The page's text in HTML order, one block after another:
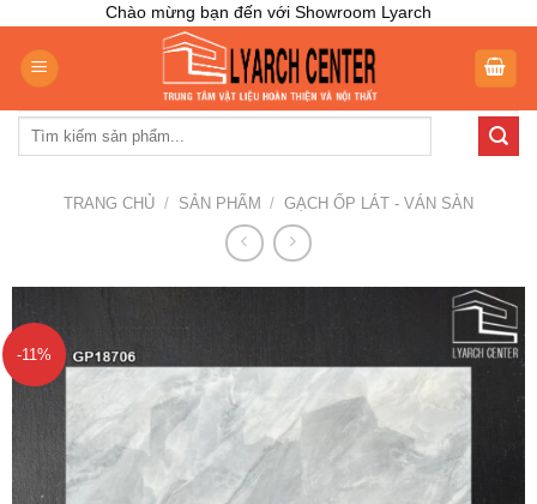
content
Chào mừng bạn đến với Showroom Lyarch
Tìm
TRANG CHỦ / SẢN PHẨM / GẠCH ỐP LÁT - VÁN SÀN
-11%